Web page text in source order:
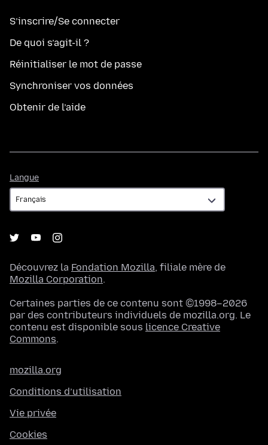
S’inscrire/Se connecter
De quoi s’agit-il ?
Réinitialiser le mot de passe
Synchroniser vos données
Obtenir de l’aide
Langue
Découvrez la Fondation Mozilla, filiale mère de
Mozilla Corporation.
Certaines parties de ce contenu sont ©1998–2026
par des contributeurs individuels de mozilla.org. Le
contenu est disponible sous licence Creative
Commons.
mozilla.org
Conditions d’utilisation
Vie privée
Cookies